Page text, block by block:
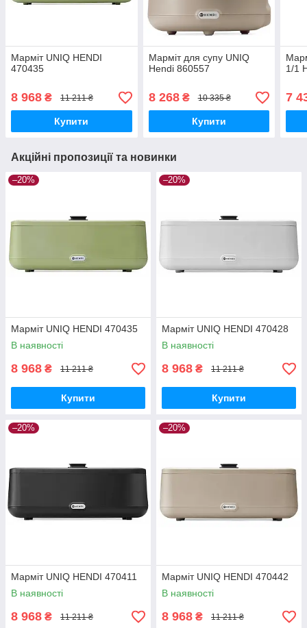
Марміт UNIQ HENDI
470435
8 968 ₴ 11 211 ₴
Купити
Марміт для супу UNIQ
Hendi 860557
8 268₴ 10 335 ₴
Купити
1/1
7
Акційні пропозиції та новинки
–20%
Марміт UNIQ HENDI 470435
В наявності
8 968 ₴ 11 211 ₴
Купити
–20%
Марміт UNIQ HENDI 470428
В наявності
8 968 ₴ 11 211 ₴
Купити
–20%
Марміт UNIQ HENDI 470411
В наявності
8 968 ₴ 11 211 ₴
–20%
Марміт UNIQ HENDI 470442
В наявності
8 968 ₴ 11 211 ₴